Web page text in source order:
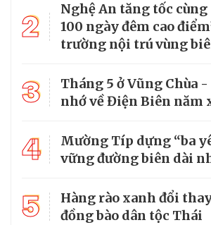
2
Nghệ An tăng tốc
100 ngày đêm cao
trường nội trú vùng
3
Tháng 5 ở Vũng Chùa -
nhớ về Điện Biên năm
4
Mường Típ dựng “ba
vững đường biên dài
5
Hàng rào xanh đổi
đồng bào dân tộc Thái